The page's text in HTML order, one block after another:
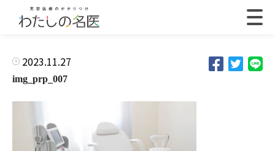
2023.11.27
img_prp_007